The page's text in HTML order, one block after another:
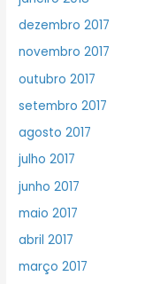
dezembro 2017
novembro 2017
outubro 2017
setembro 2017
agosto 2017
julho 2017
junho 2017
maio 2017
abril 2017
março 2017